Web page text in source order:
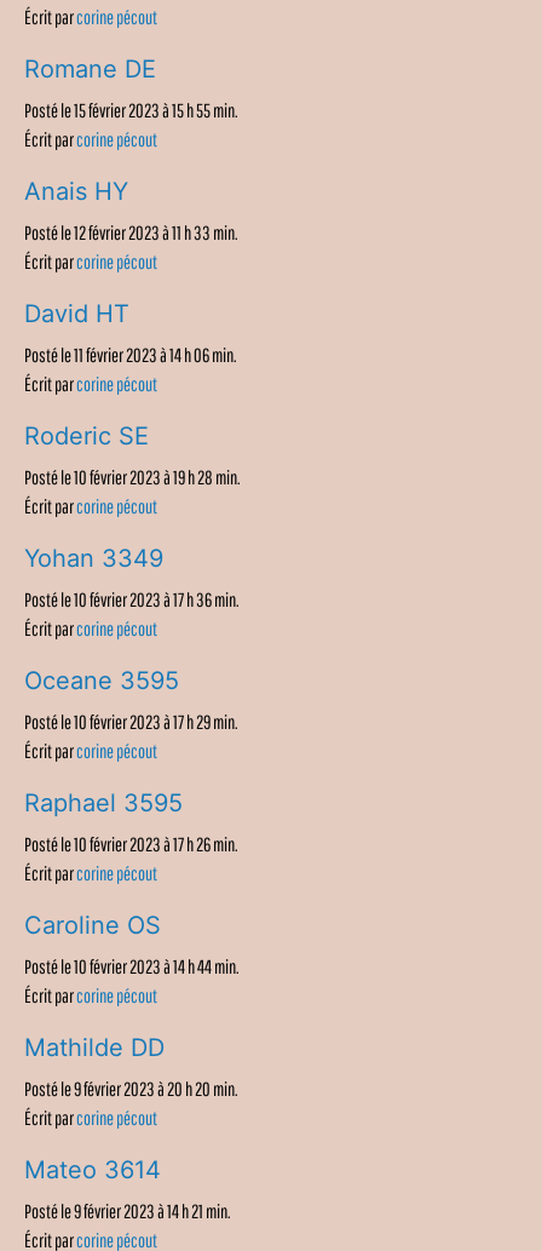
Écrit parcorine pécout
Romane DE
Posté le 15 février 2023 à 15 h 55 min.
Écrit parcorine pécout
Anais HY
Posté le 12 février 2023 à 11 h 33 min.
Écrit parcorine pécout
David HT
Posté le 11 février 2023 à 14 h 06 min.
Écrit parcorine pécout
Roderic SE
Posté le 10 février 2023 à 19 h 28 min.
Écrit parcorine pécout
Yohan 3349
Posté le 10 février 2023 à 17 h 36 min.
Écrit parcorine pécout
Oceane 3595
Posté le 10 février 2023 à 17 h 29 min.
Écrit parcorine pécout
Raphael 3595
Posté le 10 février 2023 à 17 h 26 min.
Écrit parcorine pécout
Caroline OS
Posté le 10 février 2023 à 14 h 44 min.
Écrit parcorine pécout
Mathilde DD
Posté le 9 février 2023 à 20 h 20 min.
Écrit parcorine pécout
Mateo 3614
Posté le 9 février 2023 à 14 h 21 min.
Écrit parcorine pécout